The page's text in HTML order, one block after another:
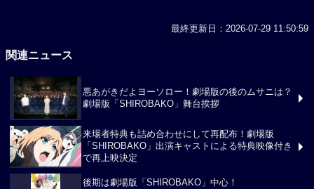
最終更新日：2026-07-29 11:50:59
関連ニュース
悪あがきだよヨーソロー！劇場版の後のムサニは？
劇場版「SHIROBAKO」舞台挨拶
来場者特典も詰め合わせにして再配布！劇場版
「SHIROBAKO」出演キャストによる特典映像付き
で再上映決定
後期は劇場版「SHIROBAKO」中心！